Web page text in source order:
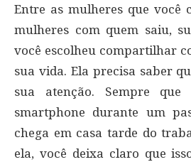
Entre as mulheres que você
mulheres com quem saiu,
você escolheu compartilhar
sua vida. Ela precisa saber
sua atenção. Sempre
smartphone durante um
chega em casa tarde do
ela, você deixa claro que